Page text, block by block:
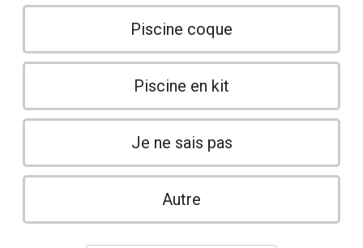
Piscine coque
Piscine en kit
Je ne sais pas
Autre